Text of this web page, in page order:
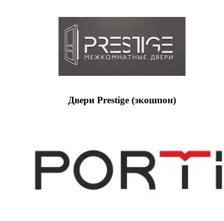
Двери Prestige (экошпон)